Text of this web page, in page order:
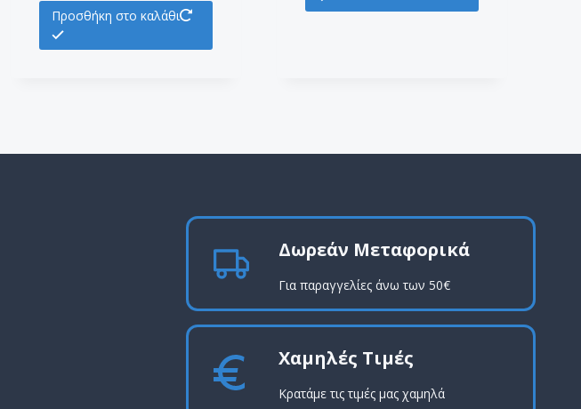
Προσθήκη στο καλάθι
Δωρεάν Μεταφορικά
Για παραγγελίες άνω των 50€
Χαμηλές Τιμές
Κρατάμε τις τιμές μας χαμηλά